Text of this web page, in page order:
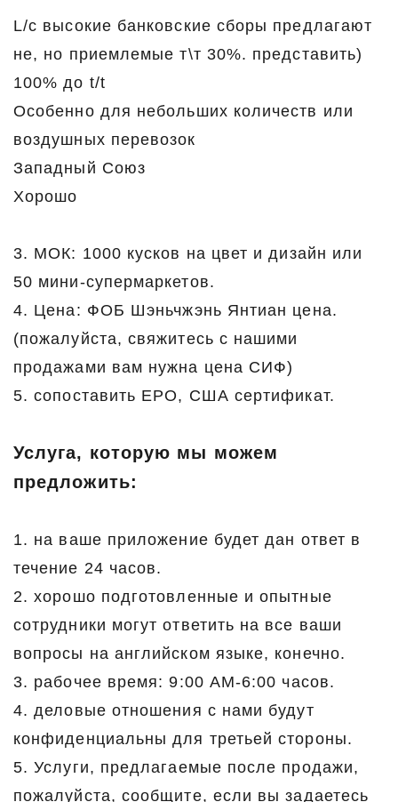
L/c высокие банковские сборы предлагают
не, но приемлемые т\т 30%. представить)
100% до t/t
Особенно для небольших количеств или
воздушных перевозок
Западный Союз
Хорошо
3. МОК: 1000 кусков на цвет и дизайн или
50 мини-супермаркетов.
4. Цена: ФОБ Шэньчжэнь Янтиан цена.
(пожалуйста, свяжитесь с нашими
продажами вам нужна цена СИФ)
5. сопоставить ЕРО, США сертификат.
Услуга, которую мы можем
предложить:
1. на ваше приложение будет дан ответ в
течение 24 часов.
2. хорошо подготовленные и опытные
сотрудники могут ответить на все ваши
вопросы на английском языке, конечно.
3. рабочее время: 9:00 AM-6:00 часов.
4. деловые отношения с нами будут
конфиденциальны для третьей стороны.
5. Услуги, предлагаемые после продажи,
пожалуйста, сообщите, если вы задаетесь